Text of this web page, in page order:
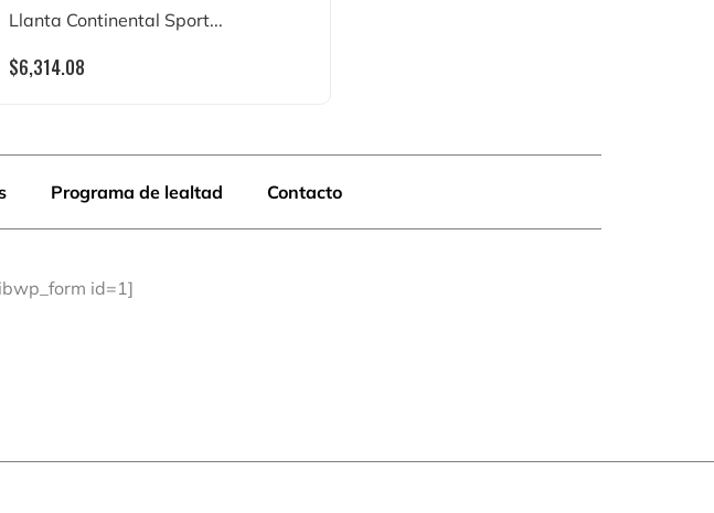
Llanta Continental Sport...
$6,314.08
Programa de lealtad Contacto
id=1]